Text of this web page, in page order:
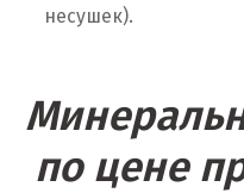
Набарежные Челны
Наро-Фоминск
Невьянск
несушек).
по цене